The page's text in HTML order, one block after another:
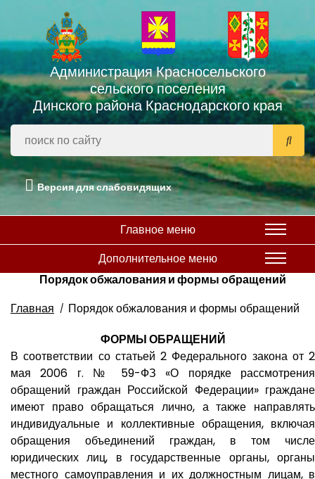
Администрация Красносельского
сельского поселения
Динского района Краснодарского края
Версия для слабовидящих
Главное меню
Дополнительное меню
Порядок обжалования и формы обращений
Главная
Порядок обжалования и формы обращений
ФОРМЫ ОБРАЩЕНИЙ
В соответствии со статьей 2 Федерального закона от 2
мая 2006 г. № 59-ФЗ «О порядке рассмотрения
обращений граждан Российской Федерации» граждане
имеют право обращаться лично, а также направлять
индивидуальные и коллективные обращения, включая
обращения объединений граждан, в том числе
юридических лиц, в государственные органы, органы
местного самоуправления и их должностным лицам, в